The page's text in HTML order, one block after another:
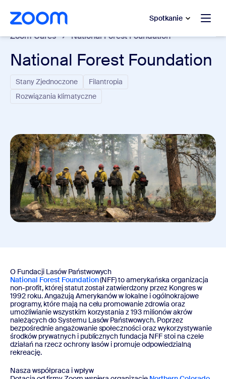
treści głównej
pomocy na czacie Spotkanie
Zoom Cares National Forest Foundation
National Forest Foundation
Stany Zjednoczone
Filantropia
Rozwiązania klimatyczne
O Fundacji Lasów Państwowych
National Forest Foundation(NFF) to amerykańska organizacja
non-profit, której statut został zatwierdzony przez Kongres w
1992 roku. Angażują Amerykanów w lokalne i ogólnokrajowe
programy, które mają na celu promowanie zdrowia oraz
umożliwianie wszystkim korzystania z 193 milionów akrów
należących do Systemu Lasów Państwowych. Poprzez
bezpośrednie angażowanie społeczności oraz wykorzystywanie
środków prywatnych i publicznych fundacja NFF stoi na czele
działań na rzecz ochrony lasów i promuje odpowiedzialną
rekreację.
Nasza współpraca i wpływ